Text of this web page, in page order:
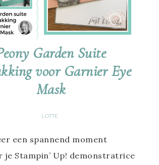
Garden Suite
voor Garnier Eye
Mask
LOTTE
een spannend moment
je Stampin’ Up! demonstratrice